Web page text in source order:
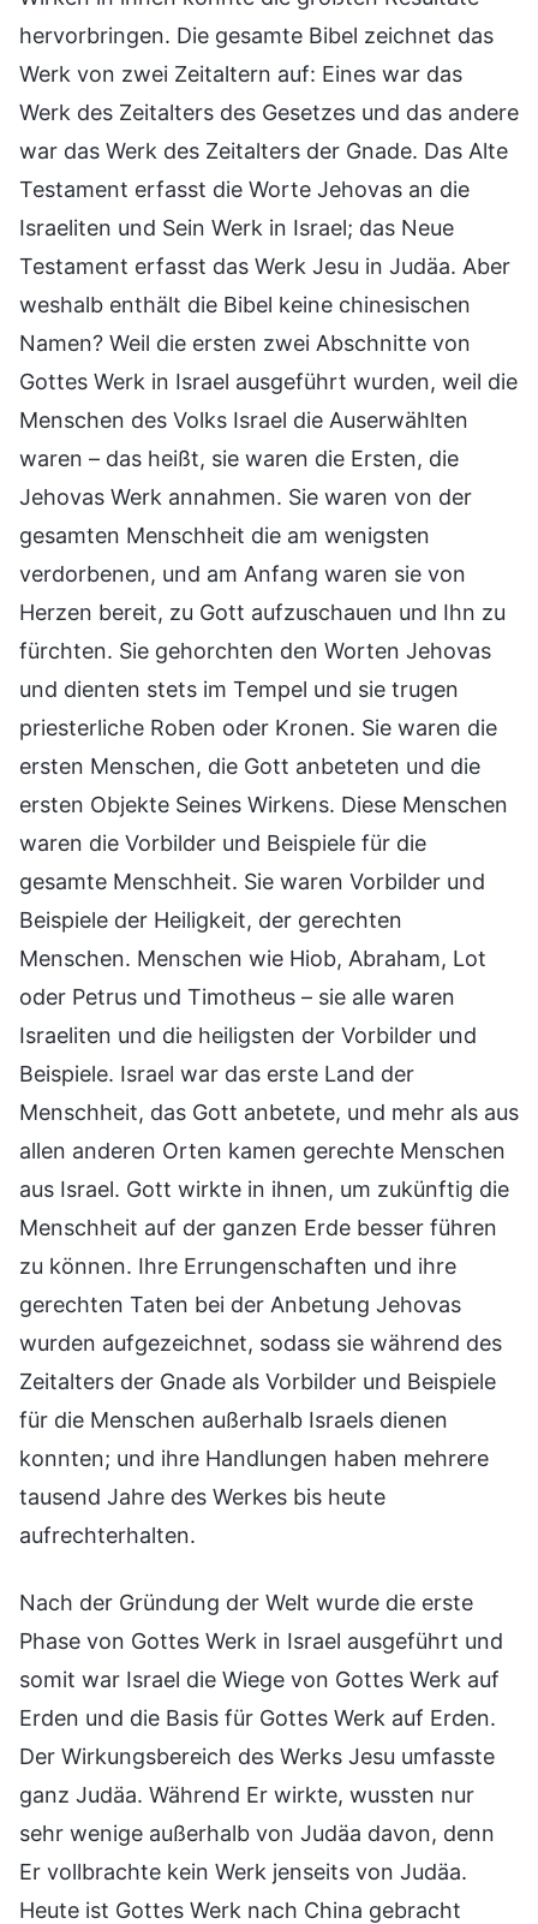
Nach der Gründung der Welt wurde die erste
Phase von Gottes Werk in Israel ausgeführt und
somit war Israel die Wiege von Gottes Werk auf
Erden und die Basis für Gottes Werk auf Erden.
Der Wirkungsbereich des Werks Jesu umfasste
ganz Judäa. Während Er wirkte, wussten nur
sehr wenige außerhalb von Judäa davon, denn
Er vollbrachte kein Werk jenseits von Judäa.
Heute ist Gottes Werk nach China gebracht